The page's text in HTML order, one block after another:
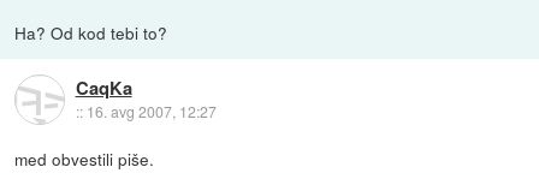
Ha? Od kod tebi to?
CaqKa
:: 16. avg 2007, 12:27
med obvestili piše.